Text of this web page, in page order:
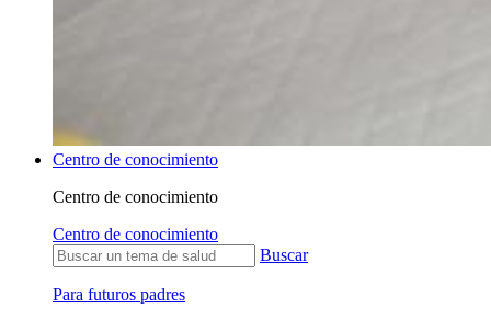
Centro de conocimiento
Centro de conocimiento
Centro de conocimiento
Buscar
Para futuros padres